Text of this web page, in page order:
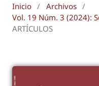
Inicio / Archivos /
Vol. 19 Núm. 3 (2024):
ARTÍCULOS